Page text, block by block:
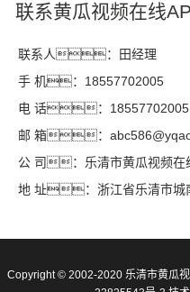
联系黄瓜视频在线
联系人：田经理
手 机：18557702005
电 话：18557702005
邮 箱：
公 司：乐清市黄瓜视频在
地 址：浙江省乐清市城
Copyright © 2002-2020 乐清市黄瓜